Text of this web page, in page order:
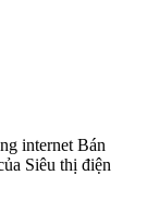
internet Bán
Siêu thị điện